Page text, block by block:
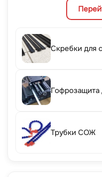
Скребки для
Гофрозащита
Трубки СОЖ